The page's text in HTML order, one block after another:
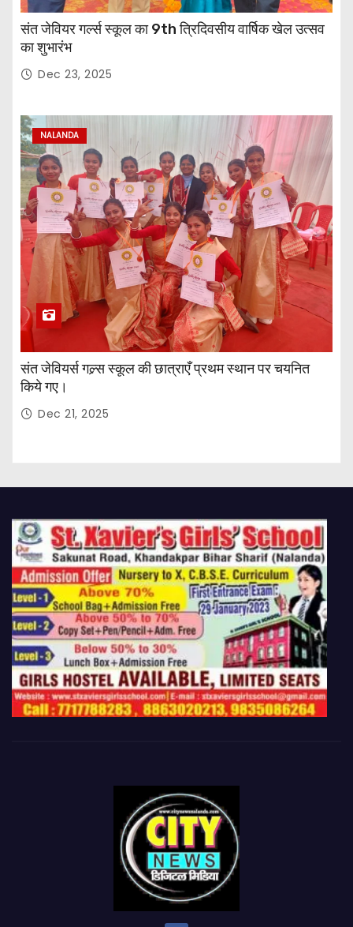
संत जेवियर गर्ल्स स्कूल का 9th त्रिदिवसीय वार्षिक खेल उत्सव
का शुभारंभ
Dec 23, 2025
NALANDA
संत जेवियर्स गल्र्स स्कूल की छात्र‌ाएँ प्रथम स्थान पर चयनित
किये गए।
Dec 21, 2025